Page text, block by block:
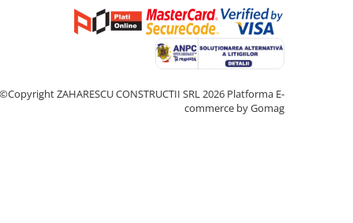
©Copyright ZAHARESCU CONSTRUCTII SRL 2026 Platforma E-
commerce by Gomag